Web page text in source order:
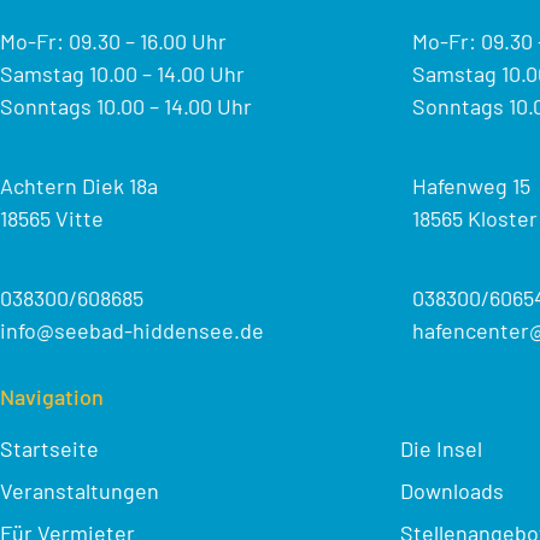
Mo-Fr: 09.30 – 16.00 Uhr
Samstag 10.00 – 14.00 Uhr
Sonntags 10.00 – 14.00 Uhr
Achtern Diek 18a
18565 Vitte
038300/608685
info@seebad-hiddensee.de
Mo-Fr: 09.30
Samstag
Sonntags
Hafenweg 15
18565 Kloster
038300/
Navigation
Startseite
Die Insel
Veranstaltungen
Downloads
Für Vermieter